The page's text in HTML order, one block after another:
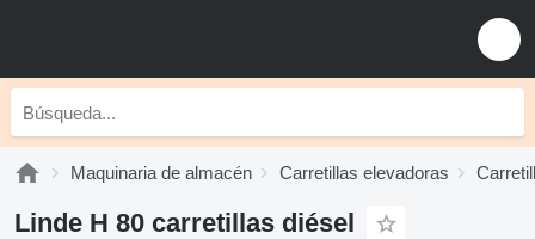
Maquinaria de almacén Carretillas elevadoras
Linde H 80 carretillas diésel